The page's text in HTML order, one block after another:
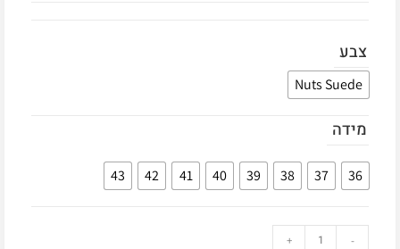
צבע
Nuts Suede
מידה
36
37
38
39
40
41
42
43
-
+